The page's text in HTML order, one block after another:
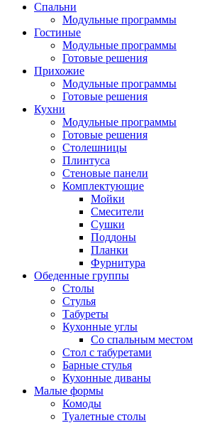
Спальни
Модульные программы
Гостиные
Модульные программы
Готовые решения
Прихожие
Модульные программы
Готовые решения
Кухни
Модульные программы
Готовые решения
Столешницы
Плинтуса
Стеновые панели
Комплектующие
Мойки
Смесители
Сушки
Поддоны
Планки
Фурнитура
Обеденные группы
Столы
Стулья
Табуреты
Кухонные углы
Со спальным местом
Стол с табуретами
Барные стулья
Кухонные диваны
Малые формы
Комоды
Туалетные столы